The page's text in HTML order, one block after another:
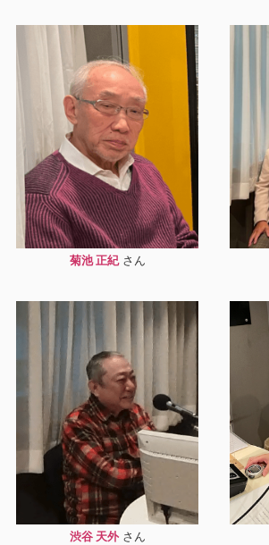
菊池 正紀
渋谷 天外